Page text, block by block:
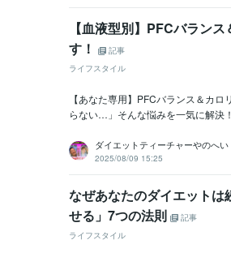
【血液型別】PFCバラン
す！
記事
ライフスタイル
【あなた専用】PFCバランス＆カ
らない…」そんな悩みを一気に解決
ダイエットティーチャーやのへい
2025/08/09 15:25
なぜあなたのダイエット
せる」7つの法則
記事
ライフスタイル